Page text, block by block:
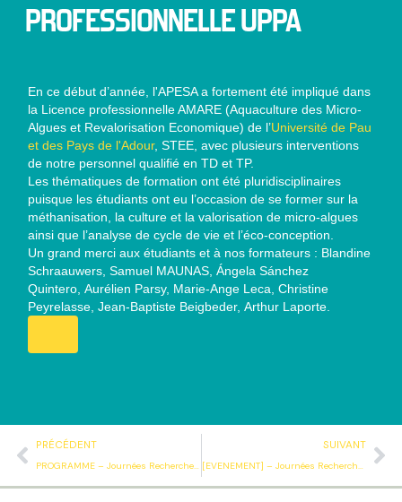
PROFESSIONNELLE UPPA
En ce début d’année, l'APESA a fortement été impliqué dans
la Licence professionnelle AMARE (Aquaculture des Micro-
Algues et Revalorisation Economique) de l’Université de Pau
et des Pays de l'Adour, STEE, avec plusieurs interventions
de notre personnel qualifié en TD et TP.
Les thématiques de formation ont été pluridisciplinaires
puisque les étudiants ont eu l’occasion de se former sur la
méthanisation, la culture et la valorisation de micro-algues
ainsi que l’analyse de cycle de vie et l’éco-conception.
Un grand merci aux étudiants et à nos formateurs : Blandine
Schraauwers, Samuel MAUNAS, Ángela Sánchez
Quintero, Aurélien Parsy, Marie-Ange Leca, Christine
Peyrelasse, Jean-Baptiste Beigbeder, Arthur Laporte.
Précédent
PRÉCÉDENT
PROGRAMME – Journées Recherche Innovation Biogaz Méthanisation (JRI) à PAU – 64
SUIVANT
[EVENEMENT] – Journées Recherche Innovation Biogaz Méthanisation (JRI)